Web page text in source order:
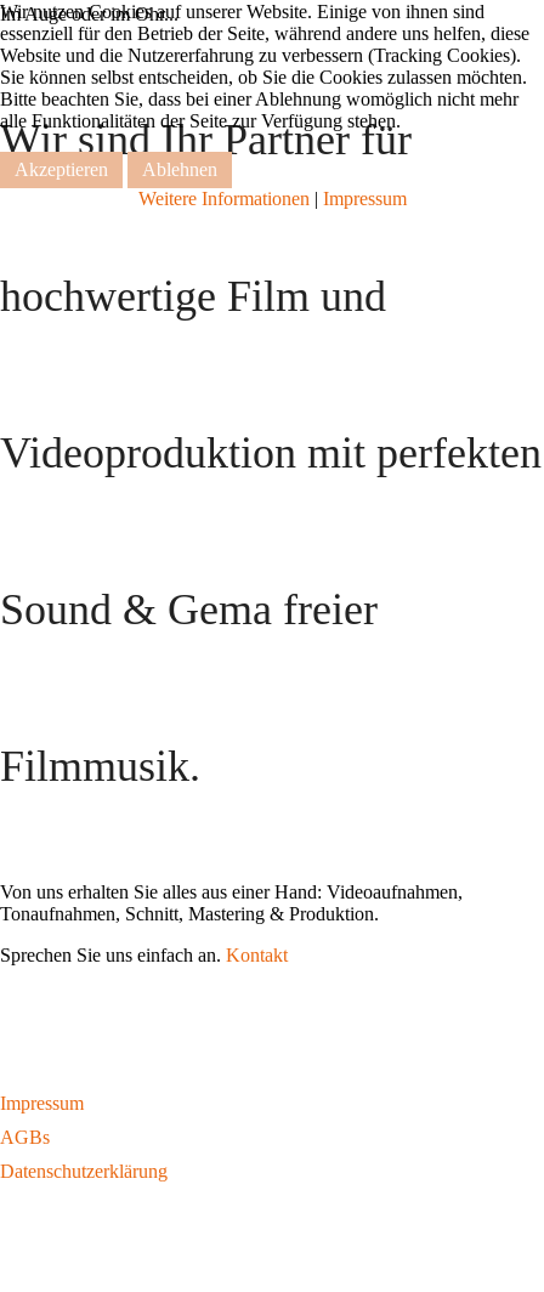
Im Auge oder im Ohr...
Wir sind Ihr Partner für
hochwertige Film und
Videoproduktion mit perfekten
Sound & Gema freier
Filmmusik.
Von uns erhalten Sie alles aus einer Hand: Videoaufnahmen,
Tonaufnahmen, Schnitt, Mastering & Produktion.
Sprechen Sie uns einfach an. Kontakt
Impressum
AGBs
Datenschutzerklärung
Wir nutzen Cookies auf unserer Website. Einige von ihnen sind
essenziell für den Betrieb der Seite, während andere uns helfen, diese
Website und die Nutzererfahrung zu verbessern (Tracking Cookies).
Sie können selbst entscheiden, ob Sie die Cookies zulassen möchten.
Bitte beachten Sie, dass bei einer Ablehnung womöglich nicht mehr
alle Funktionalitäten der Seite zur Verfügung stehen.
Akzeptieren
Ablehnen
Weitere Informationen | Impressum